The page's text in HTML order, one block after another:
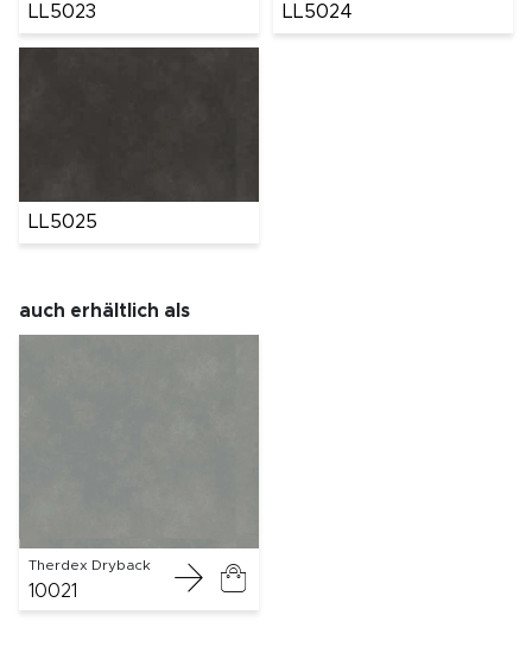
LL5023 LL5024
LL5025
auch erhältlich als
Therdex Dryback
10021